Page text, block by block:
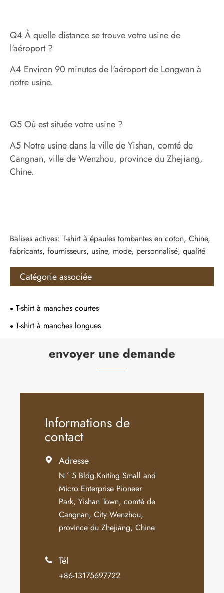
Q4 À quelle distance se trouve votre usine de
l'aéroport ?
A4 Environ 90 minutes de l'aéroport de Longwan à
notre usine.
Q5 Où est située votre usine ?
A5 Notre usine dans la ville de Yishan, comté de
Cangnan, ville de Wenzhou, province du Zhejiang,
Chine.
Balises actives: T-shirt à épaules tombantes en coton, Chine,
fabricants, fournisseurs, usine, mode, personnalisé, qualité
Catégorie associée
T-shirt à manches courtes
T-shirt à manches longues
envoyer une demande
Informations de
contact
 Adresse
N ° 5 Bldg.Kniting Small and
Micro Enterprise Pioneer
Park, Yishan Town, comté de
Cangnan, City Wenzhou,
province du Zhejiang, Chine
 Tél
+86-13175697722